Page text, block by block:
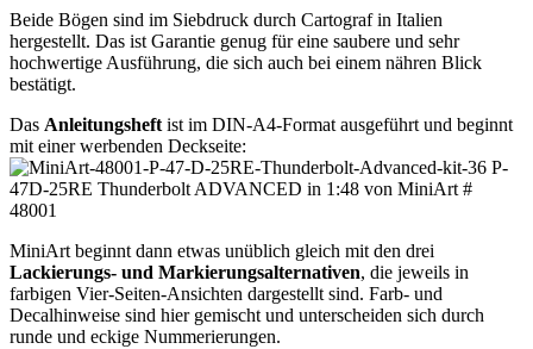
Beide Bögen sind im Siebdruck durch Cartograf in Italien
hergestellt. Das ist Garantie genug für eine saubere und sehr
hochwertige Ausführung, die sich auch bei einem nähren Blick
bestätigt.
Das Anleitungsheftist im DIN-A4-Format ausgeführt und beginnt
mit einer werbenden Deckseite:
MiniArt beginnt dann etwas unüblich gleich mit den drei
Lackierungs- und Markierungsalternativen, die jeweils in
farbigen Vier-Seiten-Ansichten dargestellt sind. Farb- und
Decalhinweise sind hier gemischt und unterscheiden sich durch
runde und eckige Nummerierungen.